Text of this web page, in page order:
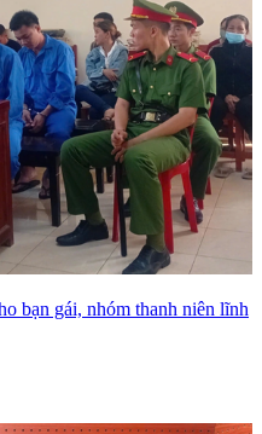
bạn gái, nhóm thanh niên lĩnh